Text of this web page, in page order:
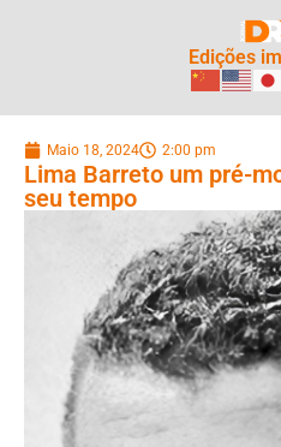
Edições
Maio 18, 2024 2:00 pm
Lima Barreto um pré-
seu tempo